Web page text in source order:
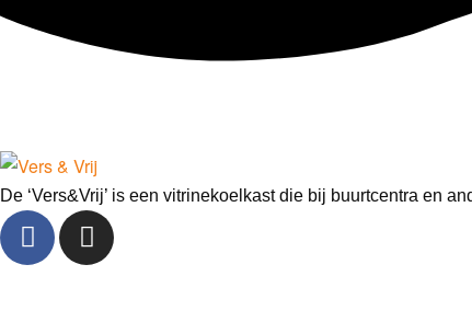
De ‘Vers&Vrij’ is een vitrinekoelkast die bij buurtcentra en